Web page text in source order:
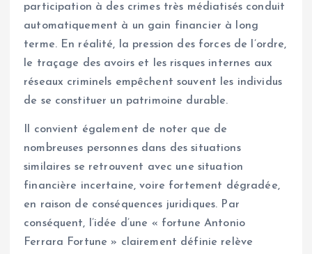
participation à des crimes très médiatisés conduit
automatiquement à un gain financier à long
terme. En réalité, la pression des forces de l’ordre,
le traçage des avoirs et les risques internes aux
réseaux criminels empêchent souvent les individus
de se constituer un patrimoine durable.
Il convient également de noter que de
nombreuses personnes dans des situations
similaires se retrouvent avec une situation
financière incertaine, voire fortement dégradée,
en raison de conséquences juridiques. Par
conséquent, l’idée d’une « fortune Antonio
Ferrara Fortune » clairement définie relève